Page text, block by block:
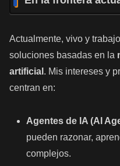
Actualmente, vivo y
soluciones basadas en la
artificial . Mis intereses y
centran en:
Agentes de IA (AI
pueden razonar,
complejos.